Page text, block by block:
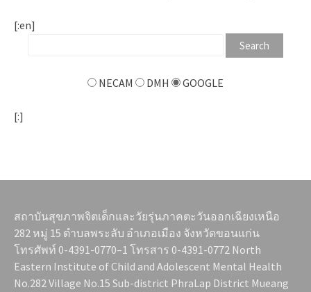
[:en]
NECAM DMH GOOGLE
[:]
สถาบันสุขภาพจิตเด็กและวัยรุ่นภาคตะวันออกเฉียงเหนือ
282 หมู่ 15 ตำบลพระลับ อำเภอเมือง จังหวัดขอนแก่น
โทรศัพท์ 0-4391-0770–1 โทรสาร 0-4391-0772 North
Eastern Institute of Child and Adolescent Mental Health
No.282 Village No.15 Sub-district PhraLap District Mueang